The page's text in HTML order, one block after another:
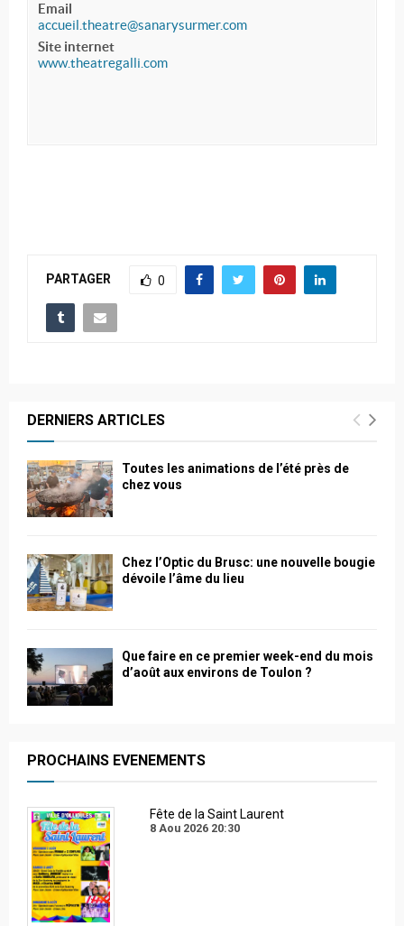
Email
accueil.theatre@sanarysurmer.com
Site internet
www.theatregalli.com
PARTAGER 0
DERNIERS ARTICLES
Toutes les animations de l’été près de
chez vous
Chez l’Optic du Brusc: une nouvelle bougie
dévoile l’âme du lieu
Que faire en ce premier week-end du mois
d’août aux environs de Toulon ?
PROCHAINS EVENEMENTS
Fête de la Saint Laurent
8 Aou 2026 20:30